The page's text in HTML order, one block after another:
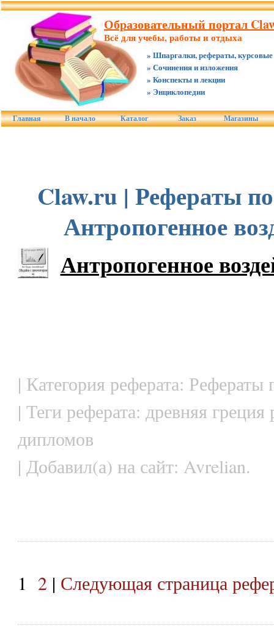
Образовательный портал
Всё для учебы, работы и отдыха
» Шпаргалки, рефераты, курсовые
» Сочинения и изложения
» Конспекты и лекции
» Энциклопедии
Главная В начало Каталог Заказ Магазины
Claw.ru | Рефераты
Антропогенное
Антропогенное
| Категория реферата: Рефераты
| Теги реферата: древняя греция
дипломов
| Добавил(а) на сайт: Avrelian.
1 2 | Следующая страница